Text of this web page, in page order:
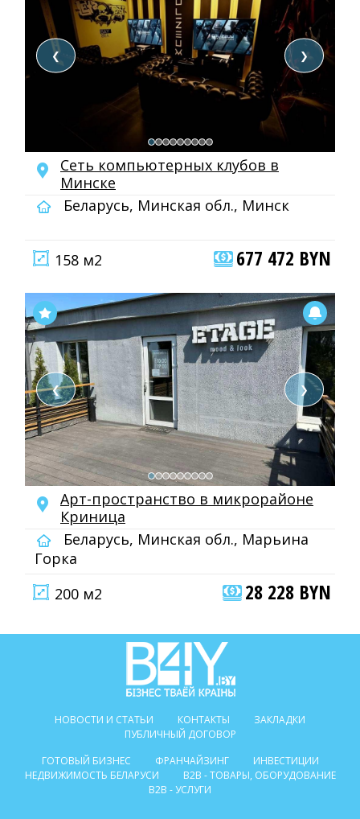
❮ ❯
Сеть компьютерных клубов в
Минске
Беларусь, Минская обл., Минск
158 м2 677 472 BYN
❮ ❯
Арт-пространство в микрорайоне
Криница
Беларусь, Минская обл., Марьина
Горка
200 м2
28 228 BYN
НОВОСТИ И СТАТЬИ КОНТАКТЫ
ЗАКЛАДКИ
ПУБЛИЧНЫЙ ДОГОВОР
ГОТОВЫЙ БИЗНЕС
ФРАНЧАЙЗИНГ
ИНВЕСТИЦИИ
НЕДВИЖИМОСТЬ БЕЛАРУСИ
B2B - ТОВАРЫ, ОБОРУДОВАНИЕ
B2B - УСЛУГИ